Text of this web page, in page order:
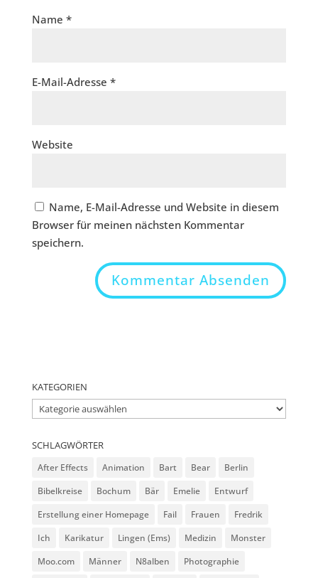
Name *
E-Mail-Adresse *
Website
Name, E-Mail-Adresse und Website in diesem
Browser für meinen nächsten Kommentar
speichern.
KATEGORIEN
Kategorien
SCHLAGWÖRTER
After Effects Animation Bart Bear
Berlin
Bibelkreise
Bochum Bär Emelie
Entwurf
Erstellung einer Homepage
Fail Frauen
Fredrik
Ich
Karikatur Lingen (Ems) Medizin
Monster
Moo.com
Männer N8alben
Photographie